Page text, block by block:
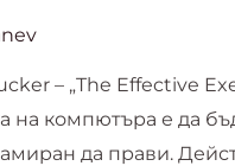
– „The Effective
на компютъра е да
да прави.